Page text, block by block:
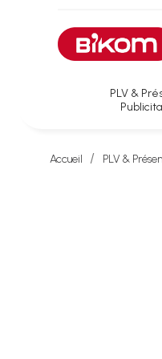
PLV &
Accueil PLV &